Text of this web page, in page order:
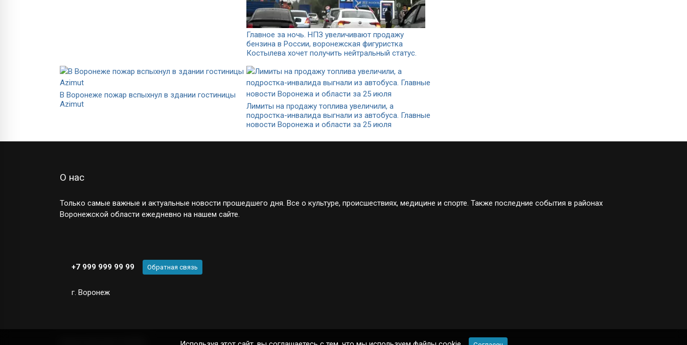
Главное за ночь. НПЗ увеличивают продажу
бензина в России, воронежская фигуристка
Костылева хочет получить нейтральный статус.
В Воронеже пожар вспыхнул в здании гостиницы
Azimut
Лимиты на продажу топлива увеличили, а
подростка-инвалида выгнали из автобуса. Главные
новости Воронежа и области за 25 июля
О нас
Только самые важные и актуальные новости прошедшего дня. Все о культуре, происшествиях, медицине и спорте. Также последние события в районах
Воронежской области ежедневно на нашем сайте.
+7 999 999 99 99 Обратная связь
г. Воронеж